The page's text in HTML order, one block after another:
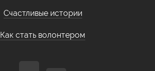
Счастливые истории
Как стать волонтером